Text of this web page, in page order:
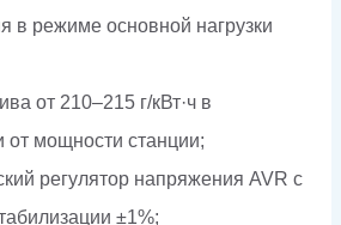
в режиме основной нагрузки
от 210–215 г/кВт·ч в
от мощности станции;
регулятор напряжения AVR с
±1%;